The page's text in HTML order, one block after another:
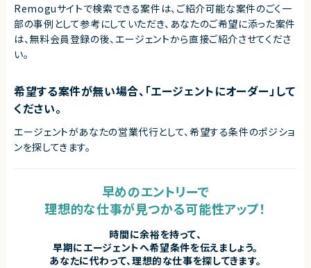
・主体的に課題解決へ取り組める方
・チームや関係者と円滑にコミュニケーションできる方
・品質向上に責任感を持って取り組める方
契約形態
契約元
株式会社LASSIC
エージェントから
◎基本リモート環境のため、柔軟な働き方を実現しながら高い生産性を発揮
◎要件整理から設計・実装・リリースまで一貫して携わるため、上流から下流
まで幅広い経験を積めます！
◎コードレビューや品質改善にも関われるため、技術力・設計力をさらに磨
◎アジャイル開発環境で主体的に推進できるエンジニアに最適な案件です！
Remoguサイトで検索できる案件は、ご紹介可能な案件のごく一
部の事例として参考にしていただき、 あなたのご希望に添った案件
は、無料会員登録の後、エージェントから直接ご紹介させてくださ
い。
希望する案件が無い場合、「エージェントにオーダー」して
ください。
エージェントがあなたの営業代行として、希望する条件のポジショ
ンを探してきます。
早めのエントリーで
理想的な仕事が見つかる可能性アップ！
時間に余裕を持って、
早期にエージェントへ希望条件を伝えましょう。
あなたに代わって、理想的な仕事を探してきます。